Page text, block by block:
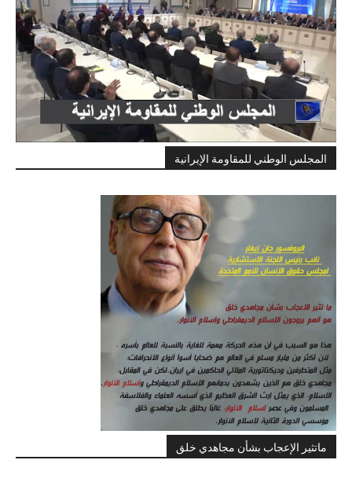
المجلس الوطني للمقاومة الإيرانية
ماتثير الإعجاب بشأن مجاهدي خلق